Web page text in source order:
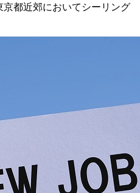
都近郊においてシーリング